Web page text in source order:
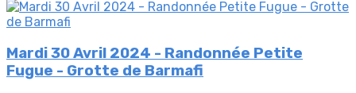
Mardi 30 Avril 2024 - Randonnée Petite
Fugue - Grotte de Barmafi